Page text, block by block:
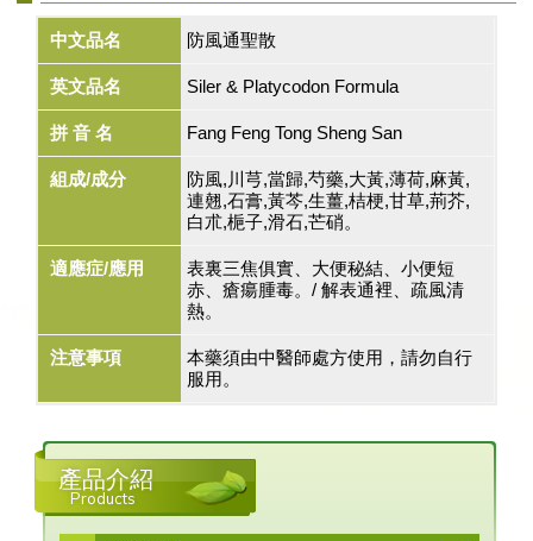
中文品名 防風通聖散
英文品名 Siler & Platycodon Formula
拼 音 名 Fang Feng Tong Sheng San
組成/成分
防風,川芎,當歸,芍藥,大黃,薄荷,麻黃,
連翹,石膏,黃芩,生薑,桔梗,甘草,荊芥,
白朮,梔子,滑石,芒硝。
適應症/應用
表裏三焦俱實、大便秘結、小便短
赤、瘡瘍腫毒。/ 解表通裡、疏風清
熱。
注意事項
本藥須由中醫師處方使用，請勿自行
服用。
產品介紹
Products